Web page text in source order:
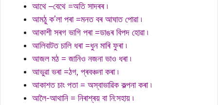
আথে –বেথে =অতি সাদৰৰ ৷
আমঠু ক’লা পৰা =মনত বৰ আঘাত পোৱা ৷
আকাশী সৰগ ভাগি পৰা =ডাঙৰ বিপদ হোৱা ৷
আলিবাটত চালি ধৰা =ধুন মাৰি ফুৰা ৷
আজল মঠ = জানিও নজনা ভাও ধৰা ৷
আভুৱা ভৰা =ঠগ, প্ৰবঞ্চনা কৰা ৷
আকাশত চাং পতা = অস্বাভাৱিক কল্পনা কৰা ৷
আলৈ-আথানি = নিৰাশ্ৰয় বা নি:সহায় ৷